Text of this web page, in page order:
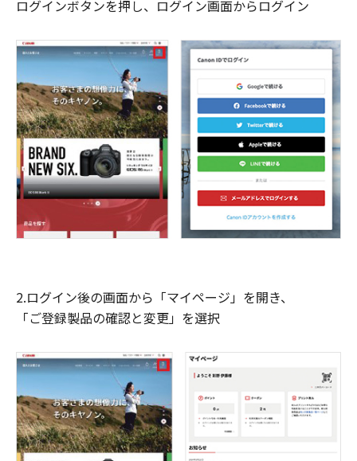
ログインボタンを押し、ログイン画面からログイン
2.ログイン後の画面から「マイページ」を開き、
「ご登録製品の確認と変更」を選択